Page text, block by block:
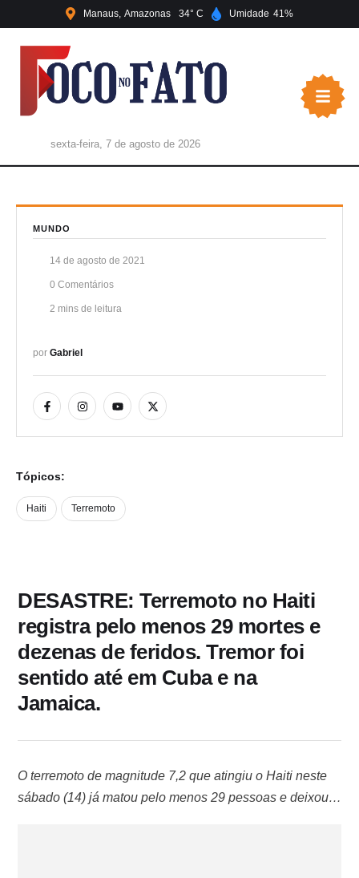
Manaus Amazonas 34 Umidade 41
sexta-feira, 7 de agosto de 2026
MUNDO
14 de agosto de 2021
0 Comentários
2 mins de leitura
por Gabriel
Tópicos:
Haiti Terremoto
DESASTRE: Terremoto no Haiti
registra pelo menos 29 mortes e
dezenas de feridos. Tremor foi
sentido até em Cuba e na
Jamaica.
O terremoto de magnitude 7,2 que atingiu o Haiti neste
sábado (14) já matou pelo menos 29 pessoas e deixou